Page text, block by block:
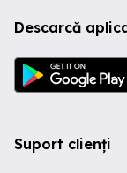
Descarcă
Suport clienți